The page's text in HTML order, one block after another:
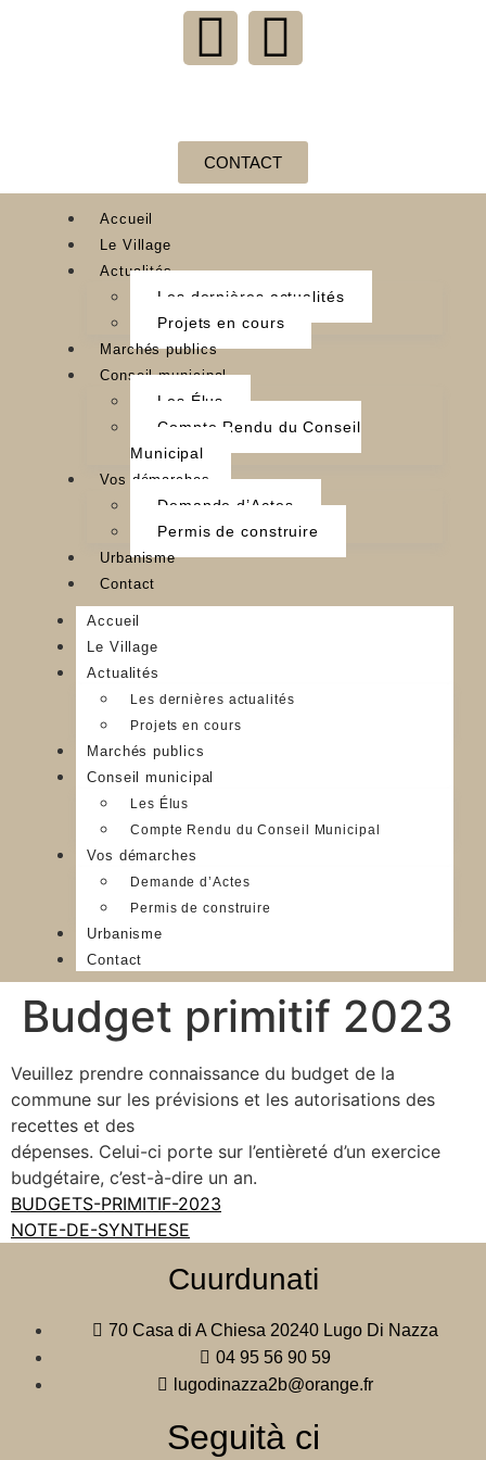
CONTACT
Accueil
Le Village
Actualités
Les dernières actualités
Projets en cours
Marchés publics
Conseil municipal
Les Élus
Compte Rendu du Conseil
Municipal
Vos démarches
Demande d’Actes
Permis de construire
Urbanisme
Contact
Accueil
Le Village
Actualités
Les dernières actualités
Projets en cours
Marchés publics
Conseil municipal
Les Élus
Compte Rendu du Conseil Municipal
Vos démarches
Demande d’Actes
Permis de construire
Urbanisme
Contact
Budget primitif 2023
Veuillez prendre connaissance du budget de la
commune sur les prévisions et les autorisations des
recettes et des
dépenses. Celui-ci porte sur l’entièreté d’un exercice
budgétaire, c’est-à-dire un an.
BUDGETS-PRIMITIF-2023
NOTE-DE-SYNTHESE
Cuurdunati
70 Casa di A Chiesa 20240 Lugo Di Nazza
04 95 56 90 59
lugodinazza2b@orange.fr
Seguità ci